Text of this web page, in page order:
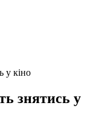
у кіно
знятись у